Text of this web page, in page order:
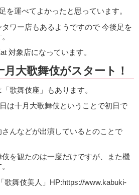
を運べてよかったと思っています。
ワー店もあるようですので 今後足を
対象店になっています。
大歌舞伎がスタート！
歌舞伎座」もあります。
は十月大歌舞伎ということで初日で
んなどが出演しているとのことで
を観たのは一度だけですが、また機
歌舞伎美人」HP:https://www.kabuki-